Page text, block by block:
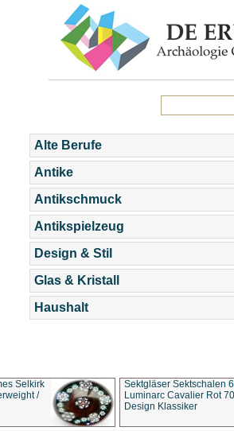
Alte Berufe
Antike
Antikschmuck
Antikspielzeug
Design & Stil
Glas & Kristall
Haushalt
Selkirk
/
Sektgläser Sektschalen
Luminarc Cavalier Rot
Design Klassiker